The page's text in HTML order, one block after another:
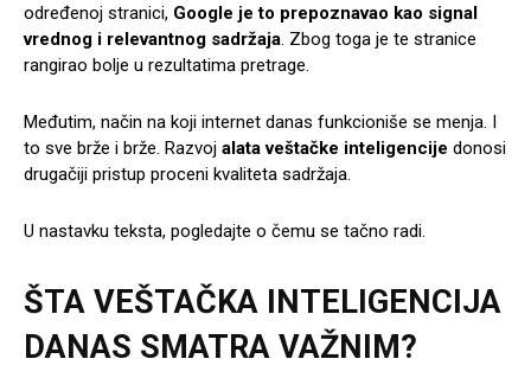
određenoj stranici, Google je to prepoznavao kao signal
vrednog i relevantnog sadržaja. Zbog toga je te stranice
rangirao bolje u rezultatima pretrage.
Međutim, način na koji internet danas funkcioniše se menja. I
to sve brže i brže. Razvoj alata veštačke inteligencije donosi
drugačiji pristup proceni kvaliteta sadržaja.
U nastavku teksta, pogledajte o čemu se tačno radi.
ŠTA VEŠTAČKA INTELIGENCIJA
DANAS SMATRA VAŽNIM?